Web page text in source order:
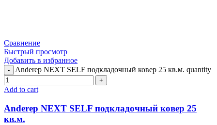
Сравнение
Быстрый просмотр
Добавить в избранное
Anderep NEXT SELF подкладочный ковер 25 кв.м. quantity
Add to cart
Anderep NEXT SELF подкладочный ковер 25
кв.м.